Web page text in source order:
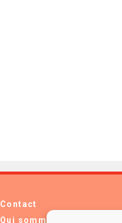
Contact
Qui sommes-nous ?